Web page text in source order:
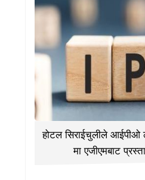
होटल सिराईचुलीले आईपीओ
मा एजीएमबाट